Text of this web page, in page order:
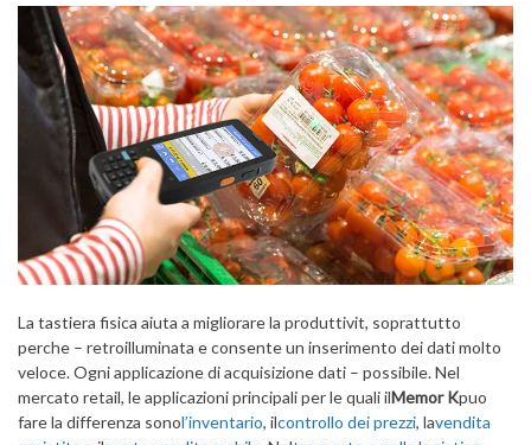
La tastiera fisica aiuta a migliorare la produttivit, soprattutto
perche – retroilluminata e consente un inserimento dei dati molto
veloce. Ogni applicazione di acquisizione dati – possibile. Nel
mercato retail, le applicazioni principali per le quali ilMemor Kpuo
fare la differenza sonol’inventario, ilcontrollo dei prezzi, lavendita